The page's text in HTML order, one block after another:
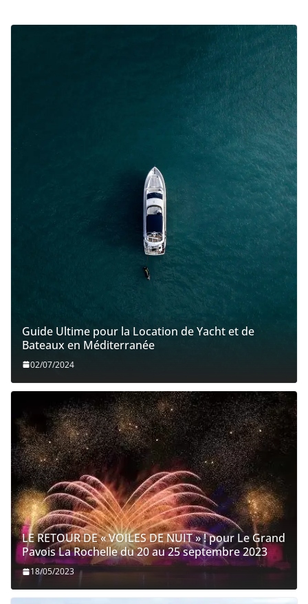
Guide Ultime pour la Location de Yacht et de
Bateaux en Méditerranée
02/07/2024
LE RETOUR DE « VOILES DE NUIT » ! pour Le Grand
Pavois La Rochelle du 20 au 25 septembre 2023
18/05/2023